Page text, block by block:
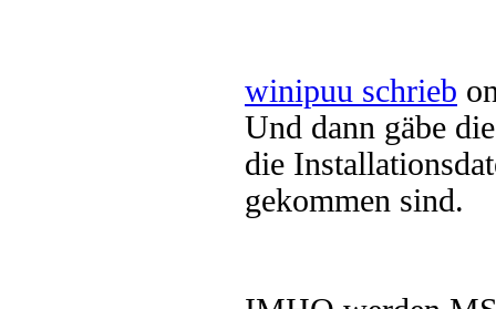
winipuu schrieb
Und dann gäbe
die
gekommen sind.